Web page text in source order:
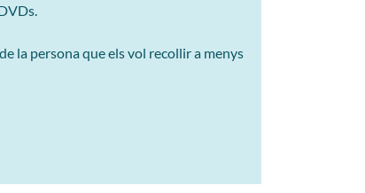
la persona que els vol recollir a menys